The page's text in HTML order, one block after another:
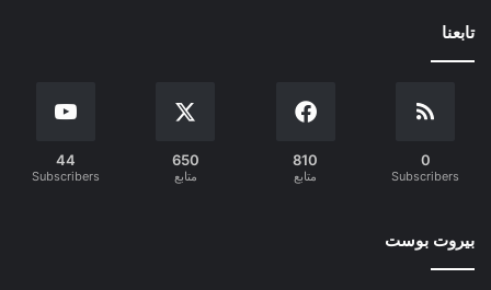
تابعنا
0
Subscribers
810
متابع
650
متابع
44
Subscribers
بيروت بوست